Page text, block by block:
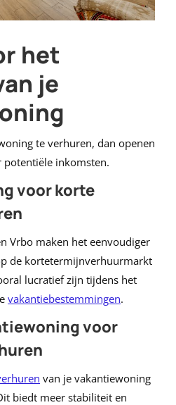
het
je
te verhuren, dan openen
potentiële inkomsten.
voor korte
Vrbo maken het eenvoudiger
de kortetermijnverhuurmarkt
lucratief zijn tijdens het
vakantiebestemmingen.
voor
van je vakantiewoning
biedt meer stabiliteit en